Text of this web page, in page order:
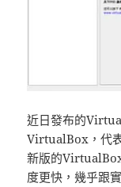
近日發布的
VirtualBox，代
新版的
度更快，幾乎跟